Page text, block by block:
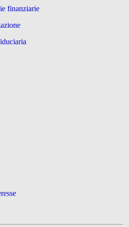
finanziarie